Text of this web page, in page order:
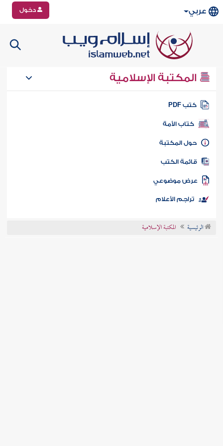
عربي دخول
المكتبة الإسلامية
كتب PDF
كتاب الأمة
المكتبة
الكتب
موضوعي
تراجم الأعلام
الرئيسية المكتبة الإسلامية